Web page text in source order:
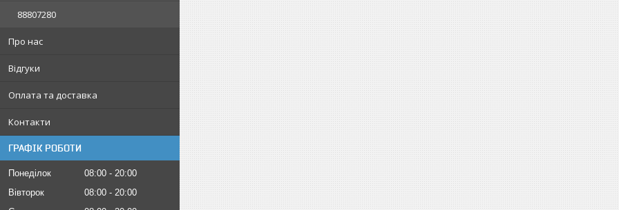
88807280
Про нас
Відгуки
Оплата та доставка
Контакти
ГРАФІК РОБОТИ
Понеділок 08:00
20:00
Вівторок
08:00
20:00